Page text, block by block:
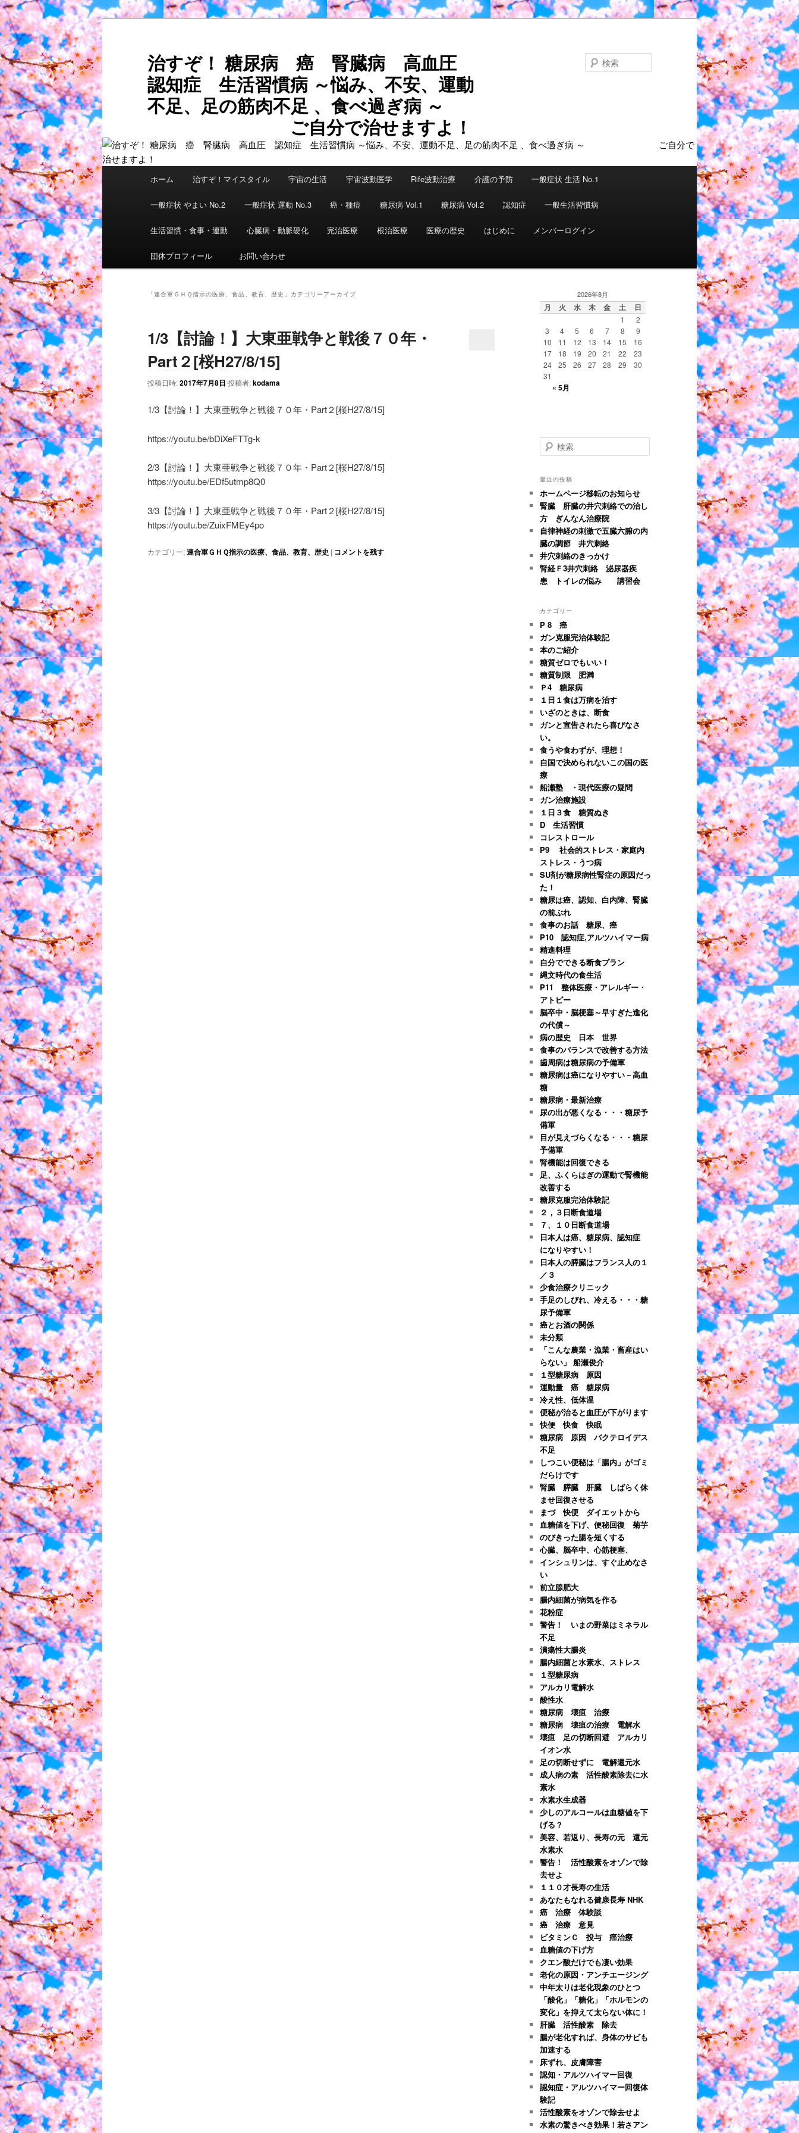
メ
イ
ン
コ
ン
テ
ン
ツ
へ
移
動
サ
ブ
コ
ン
テ
ン
ツ
へ
移
動
治すぞ！ 糖尿病 癌 腎臓病 高血圧
認知症 生活習慣病 ～悩み、不安、運動
不足、足の筋肉不足 、食べ過ぎ病 ～
ご自分で治せますよ！
ホーム 治すぞ！マイスタイル 宇宙の生活 宇宙波動医学 Rife波動治療 介護の予防 一般症状 生活 No.1
一般症状 やまい No.2 一般症状 運動 No.3 癌・種痘 糖尿病 Vol.1 糖尿病 Vol.2 認知症 一般生活習慣病
生活習慣・食事・運動 心臓病・動脈硬化 完治医療 根治医療 医療の歴史 はじめに メンバーログイン
団体プロフィール お問い合わせ
「連合軍ＧＨＱ指示の医療、食品、教育、歴史 」カテゴリーアーカイブ
1/3【討論！】大東亜戦争と戦後７０年・
Part２[桜H27/8/15]
投稿日時:2017年7月8日 投稿者:kodama
1/3【討論！】大東亜戦争と戦後７０年・Part２[桜H27/8/15]
https://youtu.be/bDiXeFTTg-k
2/3【討論！】大東亜戦争と戦後７０年・Part２[桜H27/8/15]
https://youtu.be/EDf5utmp8Q0
3/3【討論！】大東亜戦争と戦後７０年・Part２[桜H27/8/15]
https://youtu.be/ZuixFMEy4po
カテゴリー:連合軍ＧＨＱ指示の医療、食品、教育、歴史 | コメントを残す
2026年8月
月 火 水 木 金 土 日
1
2
3
4 5 6 7 8
9
10
11 12 13 14 15
16
17
18 19 20 21 22
23
24
25 26 27 28 29
30
31
« 5月
検
索
最近の投稿
ホームページ移転のお知らせ
腎臓 肝臓の井穴刺絡での治し
方 ぎんなん治療院
自律神経の刺激で五臓六腑の内
臓の調節 井穴刺絡
井穴刺絡のきっかけ
腎経Ｆ3井穴刺絡 泌尿器疾
患 トイレの悩み 講習会
カテゴリー
P 8 癌
ガン克服完治体験記
本のご紹介
糖質ゼロでもいい！
糖質制限 肥満
Ｐ4 糖尿病
１日１食は万病を治す
いざのときは、断食
ガンと宣告されたら喜びなさ
い。
食うや食わずが、理想！
自国で決められないこの国の医
療
船瀬塾 ・現代医療の疑問
ガン治療施設
１日３食 糖質ぬき
D 生活習慣
コレストロール
P9 社会的ストレス・家庭内
ストレス・うつ病
SU剤が糖尿病性腎症の原因だっ
た！
糖尿は癌、認知、白内障、腎臓
の前ぶれ
食事のお話 糖尿、癌
P10 認知症,アルツハイマー病
精進料理
自分でできる断食プラン
縄文時代の食生活
P11 整体医療・アレルギー・
アトピー
脳卒中・脳梗塞～早すぎた進化
の代償～
病の歴史 日本 世界
食事のバランスで改善する方法
歯周病は糖尿病の予備軍
糖尿病は癌になりやすい－高血
糖
糖尿病・最新治療
尿の出が悪くなる・・・糖尿予
備軍
目が見えづらくなる・・・糖尿
予備軍
腎機能は回復できる
足、ふくらはぎの運動で腎機能
改善する
糖尿克服完治体験記
２，３日断食道場
７、１０日断食道場
日本人は癌、糖尿病、認知症
になりやすい！
日本人の膵臓はフランス人の１
／３
少食治療クリニック
手足のしびれ、冷える・・・糖
尿予備軍
癌とお酒の関係
未分類
「こんな農業・漁業・畜産はい
らない」 船瀬俊介
１型糖尿病 原因
運動量 癌 糖尿病
冷え性、低体温
便秘が治ると血圧が下がります
快便 快食 快眠
糖尿病 原因 バクテロイデス
不足
しつこい便秘は「腸内」がゴミ
だらけです
腎臓 膵臓 肝臓 しばらく休
ませ回復させる
まづ 快便 ダイエットから
血糖値を下げ、便秘回復 菊芋
のびきった腸を短くする
心臓、脳卒中、心筋梗塞、
インシュリンは、すぐ止めなさ
い
前立腺肥大
腸内細菌が病気を作る
花粉症
警告！ いまの野菜はミネラル
不足
潰瘍性大腸炎
腸内細菌と水素水、ストレス
１型糖尿病
アルカリ電解水
酸性水
糖尿病 壊疽 治療
糖尿病 壊疽の治療 電解水
壊疽 足の切断回避 アルカリ
イオン水
足の切断せずに 電解還元水
成人病の素 活性酸素除去に水
素水
水素水生成器
少しのアルコールは血糖値を下
げる？
美容、若返り、長寿の元 還元
水素水
警告！ 活性酸素をオゾンで除
去せよ
１１０才長寿の生活
あなたもなれる健康長寿 NHK
癌 治療 体験談
癌 治療 意見
ビタミンＣ 投与 癌治療
血糖値の下げ方
クエン酸だけでも凄い効果
老化の原因・アンチエージング
中年太りは老化現象のひとつ
「酸化」「糖化」「ホルモンの
変化」を抑えて太らない体に！
肝臓 活性酸素 除去
腸が老化すれば、身体のサビも
加速する
床ずれ、皮膚障害
認知・アルツハイマー回復
認知症・アルツハイマー回復体
験記
活性酸素をオゾンで除去せよ
水素の驚きべき効果！若さアン